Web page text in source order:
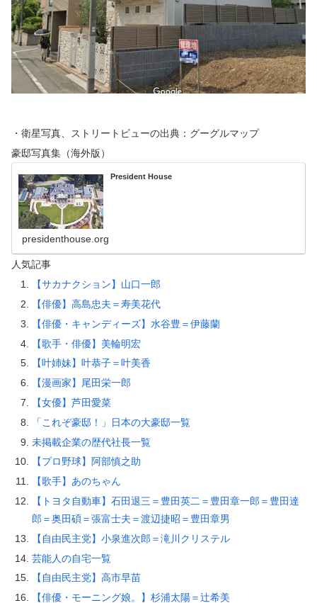
・衛星写真、ストリートビューの出典：グーグルマップ
豪邸写真集（海外版）
President House
presidenthouse.org
人気記事
【サカナクション】山口一郎
【俳優】高島忠夫＝寿美花代
【俳優・キャンディーズ】水谷豊＝伊藤蘭
【歌手・俳優】美輪明宏
【叶姉妹】叶恭子＝叶美香
【漫画家】尾田栄一郎
【女優】芦田愛菜
「これぞ豪邸！」日本の大豪邸一覧
未掲載企業の歴代社長一覧
【プロ野球】阿部慎之助
【歌手】あのちゃん
【トヨタ自動車】石田退三＝豊田英二＝豊田章一郎＝豊田達
郎＝奥田碩＝張富士夫＝渡辺捷昭＝豊田章男
【自由民主党】小泉進次郎＝滝川クリステル
芸能人の自宅一覧
【自由民主党】高市早苗
【俳優・モーニング娘。】杉浦太陽＝辻希美